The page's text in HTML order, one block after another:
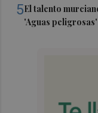
5El talento
'Aguas